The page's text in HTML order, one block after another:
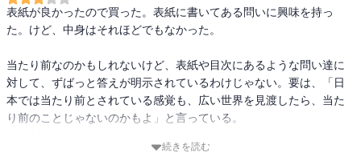
考え方の統制が必要。だからプライベートに立ち入りあう集団。
資格と場の原理はどう集団の中の優劣がつくのか、優劣が変わるの
3.家族と血
まず大前提として世界的にも日本の歴史を振り返っても、血縁は家
族の必須要件ではない。
表紙が良かったので買った。表紙に書いてある問いに興味を持っ
た。けど、中身はそれほどでもなかった。
当たり前なのかもしれないけど、表紙や目次にあるような問い達に
対して、ずばっと答えが明示されているわけじゃない。要は、「日
本では当たり前とされている感覚も、広い世界を見渡したら、当た
り前のことじゃないのかもよ」と言っている。
続きを読む